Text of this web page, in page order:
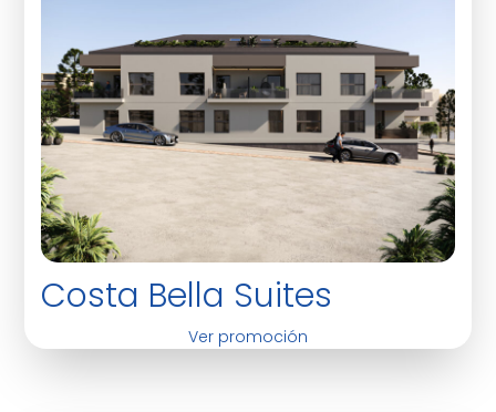
Costa Bella Suites
Ver promoción